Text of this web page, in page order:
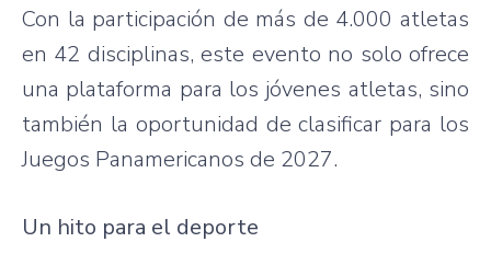
Con la participación de más de 4.000 atletas
en 42 disciplinas, este evento no solo ofrece
una plataforma para los jóvenes atletas, sino
también la oportunidad de clasificar para los
Juegos Panamericanos de 2027.
Un hito para el deporte